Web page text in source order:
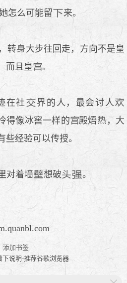
怎么可能留 来。
转
大步往回走，方向不是皇
而且皇 。
在社
界的人，最会讨人
得像冰窖一样的
殿焐
，大
些经验可以传授。
对着墙 想破 。
添加书签
下说明-推荐谷歌浏览器